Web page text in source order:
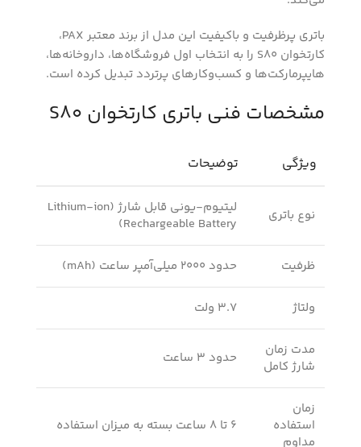
باتری پرظرفیت و باکیفیت این مدل از برند معتبر PAX،
کارتخوان S80 را به انتخاب اول فروشگاه‌ها، داروخانه‌ها،
هایپرمارکت‌ها و کسب‌وکارهای پرتردد تبدیل کرده است.
مشخصات فنی باتری کارتخوان S80
ویژگی توضیحات
نوع باتری
لیتیوم-یونی قابل شارژ (Lithium-ion
Rechargeable Battery)
ظرفیت حدود 2000 میلی‌آمپر ساعت (mAh)
ولتاژ 3.7 ولت
مدت زمان
شارژ کامل
حدود 3 ساعت
زمان
استفاده
مداوم
6 تا 8 ساعت بسته به میزان استفاده